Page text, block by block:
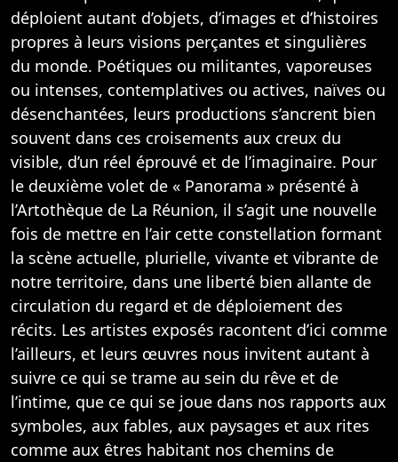
déploient autant d’objets, d’images et d’histoires
propres à leurs visions perçantes et singulières
du monde. Poétiques ou militantes, vaporeuses
ou intenses, contemplatives ou actives, naïves ou
désenchantées, leurs productions s’ancrent bien
souvent dans ces croisements aux creux du
visible, d’un réel éprouvé et de l’imaginaire. Pour
le deuxième volet de « Panorama » présenté à
l’Artothèque de La Réunion, il s’agit une nouvelle
fois de mettre en l’air cette constellation formant
la scène actuelle, plurielle, vivante et vibrante de
notre territoire, dans une liberté bien allante de
circulation du regard et de déploiement des
récits. Les artistes exposés racontent d’ici comme
l’ailleurs, et leurs œuvres nous invitent autant à
suivre ce qui se trame au sein du rêve et de
l’intime, que ce qui se joue dans nos rapports aux
symboles, aux fables, aux paysages et aux rites
comme aux êtres habitant nos chemins de